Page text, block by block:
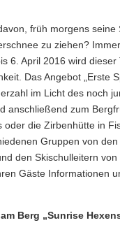
früh morgens seine
zu ziehen?
6. April 2016 wird dieser
Das Angebot „Erste
im Licht des noch
anschließend zum
oder die Zirbenhütte in
Gruppen von
den Skischulleitern
Gäste Informationen
Berg „Sunrise